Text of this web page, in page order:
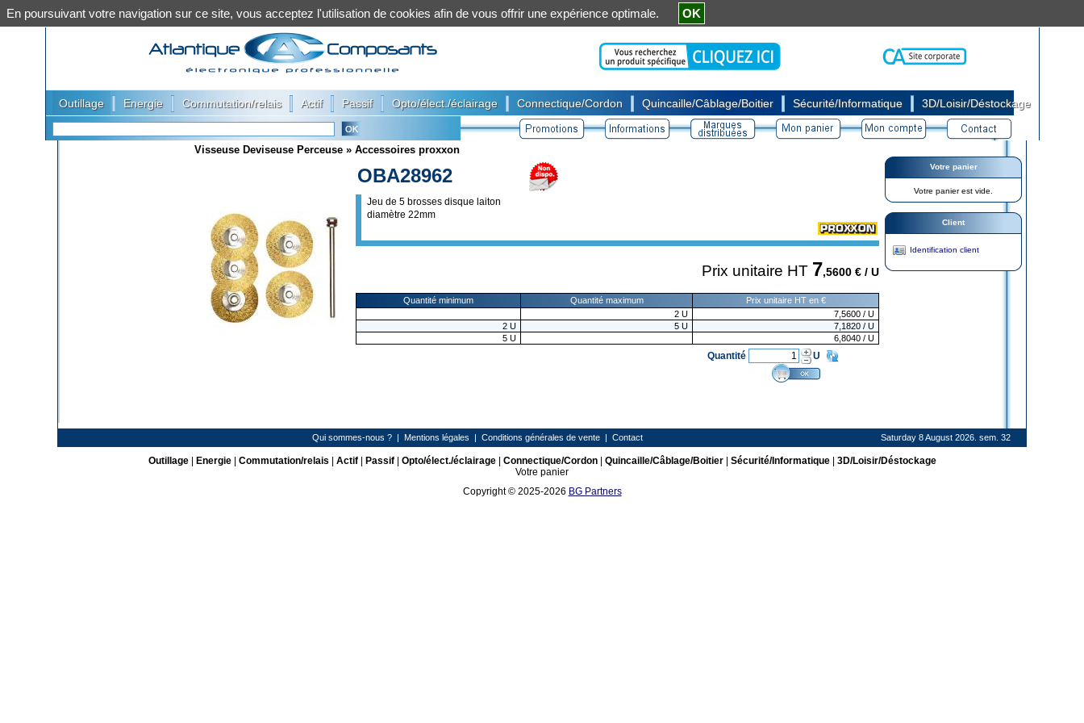
Outillage Energie Commutation/relais Actif Passif Opto/élect./éclairage Connectique/Cordon Quincaille/Câblage/Boitier Sécurité/Informatique 3D/Loisir/Déstockage
Visseuse Deviseuse Perceuse » Accessoires proxxon
OBA28962
Jeu de 5 brosses disque laiton
diamètre 22mm
Prix unitaire HT 7,5600 € / U
Quantité minimum Quantité maximum
Prix unitaire HT en €
2 U 7,5600 / U
2 U 5 U 7,1820 / U
5 U 6,8040 / U
Quantité U
Votre panier
Votre panier est vide.
Client
Identification client
Qui sommes-nous ?| Mentions légales | Conditions générales de vente| Contact Saturday 8 August 2026. sem. 32
Outillage| Energie| Commutation/relais Actif| Passif| Opto/élect./éclairage| Connectique/Cordon| Quincaille/Câblage/Boitier| Sécurité/Informatique| 3D/Loisir/Déstockage
Votre panier
Copyright © 2025-2026 BG Partners
En poursuivant votre navigation sur ce site, vous acceptez l'utilisation de cookies afin de vous offrir une expérience optimale. OK